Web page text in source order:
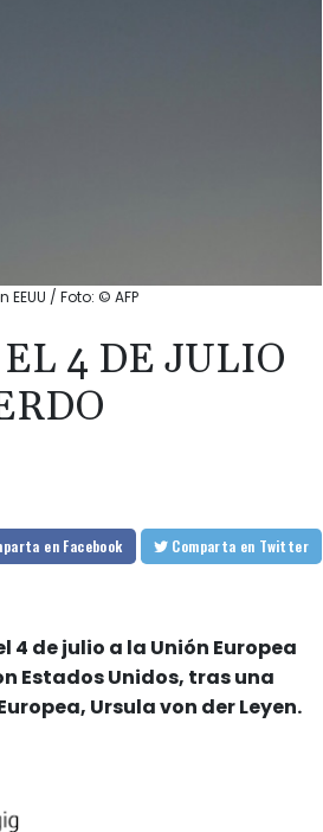
/ Foto: © AFP
4 DE JULIO
en Facebook Comparta en Twitter
de julio a la Unión Europea
Estados Unidos, tras una
Ursula von der Leyen.